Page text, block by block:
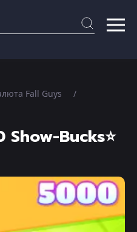
Fall Guys
Bucks⭐️